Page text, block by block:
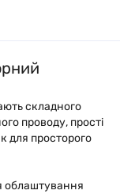
складного
проводу, прості
для просторого
облаштування